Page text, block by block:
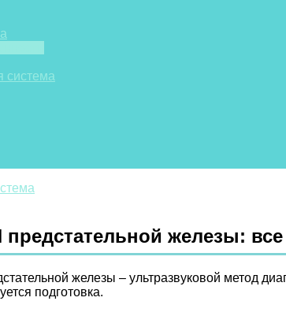
система
железы:
железы – ультразвуковой метод
подготовка.